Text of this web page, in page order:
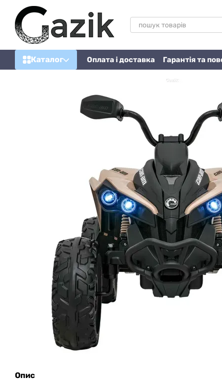
Перейти до основного контенту
Каталог Оплата і доставка Гарантія та
Опис